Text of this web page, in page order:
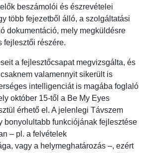
beszámolói és észrevételei
több fejezetből álló, a szolgáltatási
dokumentáció, mely megküldésre
fejlesztői részére.
a fejlesztőcsapat megvizsgálta, és
valamennyit sikerült is
intelligenciát is magába foglaló
október 15-től a Be My Eyes
érhető el. A jelenlegi Távszem
bonyolultabb funkciójának fejlesztése
– pl. a felvételek
vagy a helymeghatározás –, ezért